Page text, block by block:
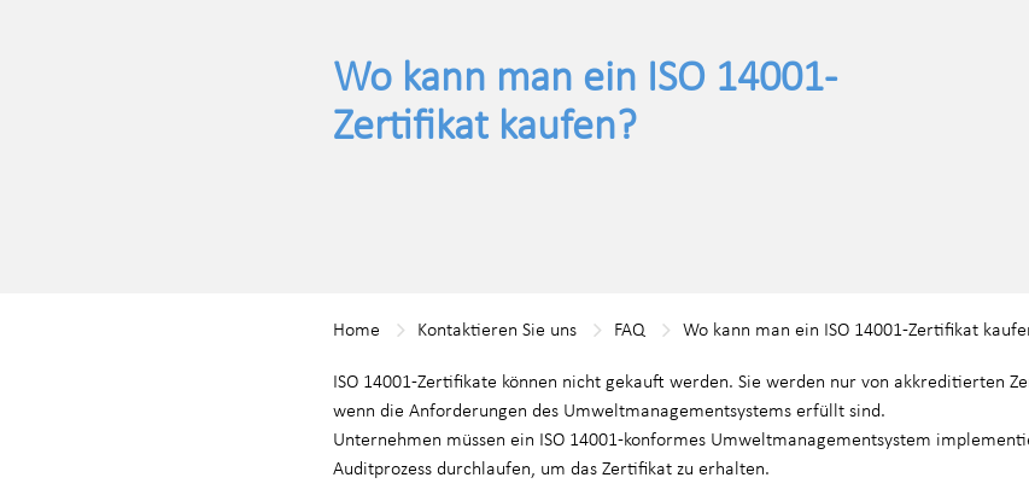
Wo kann man ein ISO 14001-
Zertifikat kaufen?
Home Kontaktieren Sie uns FAQ Wo kann man ein ISO 14001-Zertifikat
ISO 14001-Zertifikate können nicht gekauft werden. Sie werden nur von akkreditierten
wenn die Anforderungen des Umweltmanagementsystems erfüllt sind.
Unternehmen müssen ein ISO 14001-konformes Umweltmanagementsystem
Auditprozess durchlaufen, um das Zertifikat zu erhalten.